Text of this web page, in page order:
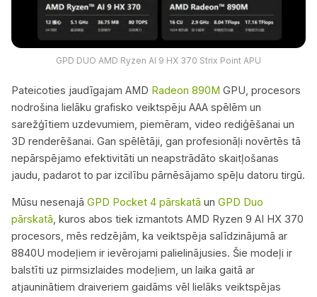
GPD DUO AMD Ryzen AI 9 HX 370 Strix Point APU
Pateicoties jaudīgajam AMD Radeon 890M GPU, procesors
nodrošina lielāku grafisko veiktspēju AAA spēlēm un
sarežģītiem uzdevumiem, piemēram, video rediģēšanai un
3D renderēšanai. Gan spēlētāji, gan profesionāļi novērtēs tā
nepārspējamo efektivitāti un neapstrādāto skaitļošanas
jaudu, padarot to par izcilību pārnēsājamo spēļu datoru tirgū.
Mūsu nesenajā GPD Pocket 4 pārskatā un GPD Duo
pārskatā , kuros abos tiek izmantots AMD Ryzen 9 AI HX 370
procesors, mēs redzējām, ka veiktspēja salīdzinājumā ar
8840U modeļiem ir ievērojami palielinājusies. Šie modeļi ir
balstīti uz pirmsizlaides modeļiem, un laika gaitā ar
atjauninātiem draiveriem gaidāms vēl lielāks veiktspējas